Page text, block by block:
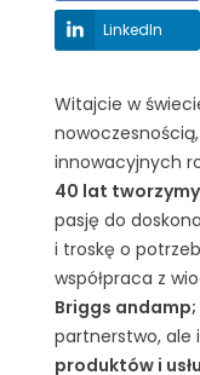
LinkedIn
Witajcie w
innowacyjnych
40 lat
pasję do
i troskę o
współpraca z
Briggs
partnerstwo, ale
produktów i